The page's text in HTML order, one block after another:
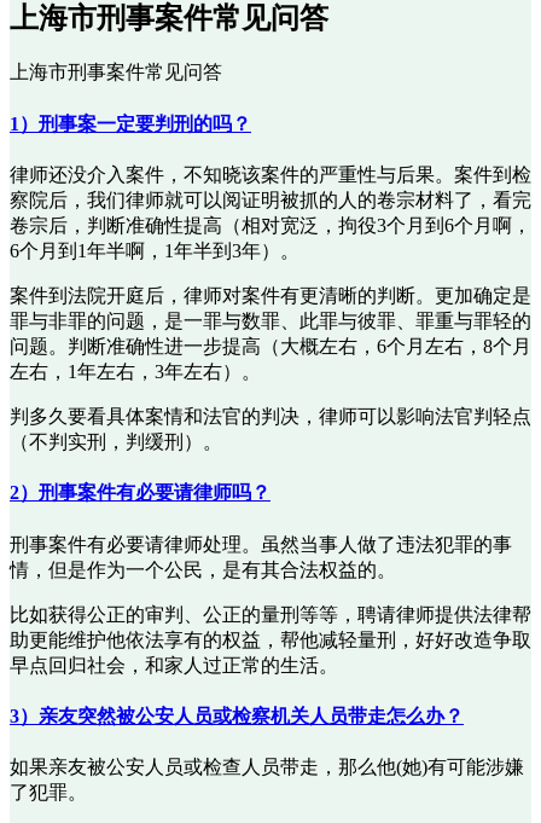
上海市刑事案件常见问答
上海市刑事案件常见问答
1）刑事案一定要判刑的吗？
律师还没介入案件，不知晓该案件的严重性与后果。案件到检
察院后，我们律师就可以阅证明被抓的人的卷宗材料了，看完
卷宗后，判断准确性提高（相对宽泛，拘役3个月到6个月啊，
6个月到1年半啊，1年半到3年）。
案件到法院开庭后，律师对案件有更清晰的判断。更加确定是
罪与非罪的问题，是一罪与数罪、此罪与彼罪、罪重与罪轻的
问题。判断准确性进一步提高（大概左右，6个月左右，8个月
左右，1年左右，3年左右）。
判多久要看具体案情和法官的判决，律师可以影响法官判轻点
（不判实刑，判缓刑）。
2）刑事案件有必要请律师吗？
刑事案件有必要请律师处理。虽然当事人做了违法犯罪的事
情，但是作为一个公民，是有其合法权益的。
比如获得公正的审判、公正的量刑等等，聘请律师提供法律帮
助更能维护他依法享有的权益，帮他减轻量刑，好好改造争取
早点回归社会，和家人过正常的生活。
3）亲友突然被公安人员或检察机关人员带走怎么办？
如果亲友被公安人员或检查人员带走，那么他(她)有可能涉嫌
了犯罪。